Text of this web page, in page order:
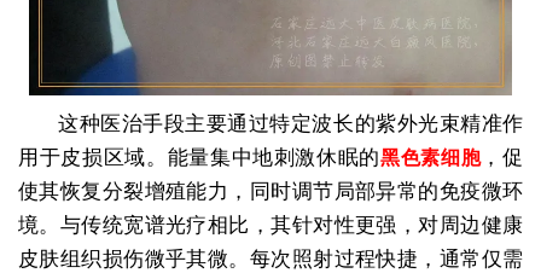
这种医治手段主要通过特定波长的紫外光束精准作
用于皮损区域。能量集中地刺激休眠的黑色素细胞，促
使其恢复分裂增殖能力，同时调节局部异常的免疫微环
境。与传统宽谱光疗相比，其针对性更强，对周边健康
皮肤组织损伤微乎其微。每次照射过程快捷，通常仅需